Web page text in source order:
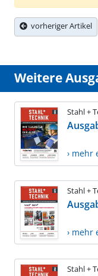
vorheriger Artikel
Weitere
Stahl +
› mehr
Stahl +
› mehr
Stahl +